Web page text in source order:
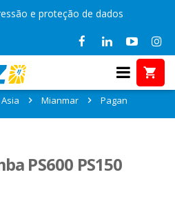
e proteção de dados
Mianmar
Asia Mianmar Pagan
PS600 PS150